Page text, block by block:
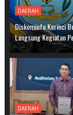
DAERAH
Diskominfo Kerinci
Langsung Kegiatan
DAERAH